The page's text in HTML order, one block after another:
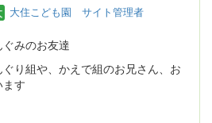
大住こども園 サイト管理者
みのお友達
り組や、かえで組のお兄さん、お
す